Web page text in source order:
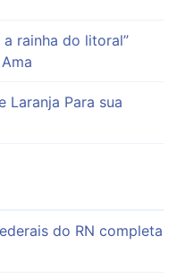
rainha do litoral”
Laranja Para sua
do RN completa